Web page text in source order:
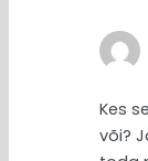
Kes
või?